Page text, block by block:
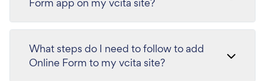
What steps do I need to follow to add
Online Form to my vcita site?